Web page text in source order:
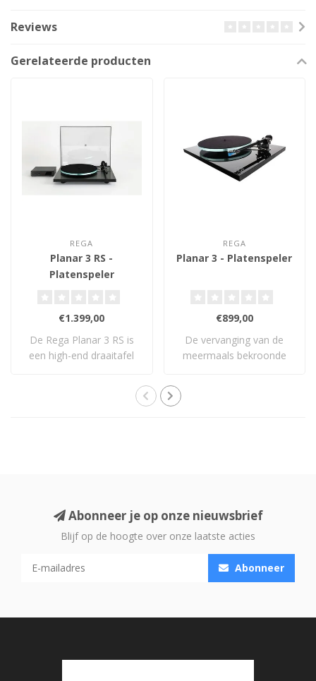
Reviews
Gerelateerde producten
REGA
Planar 3 RS -
Platenspeler
€1.399,00
De Rega Planar 3 RS is
een high-end draaitafel
REGA
Planar 3 - Platenspeler
€899,00
De vervanging van de
meermaals bekroonde
Abonneer je op onze nieuwsbrief
Blijf op de hoogte over onze laatste acties
Abonneer